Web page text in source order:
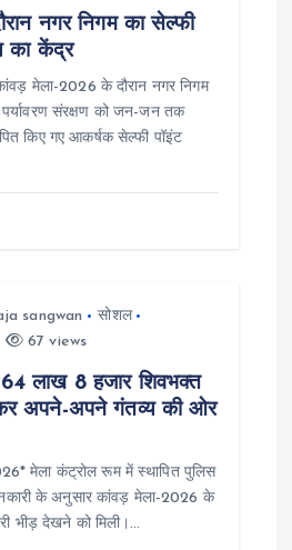
नगर निगम का सेल्फी
का केंद्र
मेला-2026 के दौरान नगर निगम
एवं पर्यावरण संरक्षण को जन-जन तक
किए गए आकर्षक सेल्फी पॉइंट
sangwan
सोशल
67 views
लाख 8 हजार शिवभक्त
अपने-अपने गंतव्य की ओर
मेला कंट्रोल रूम में स्थापित पुलिस
के अनुसार कांवड़ मेला-2026 के
भीड़ देखने को मिली।…